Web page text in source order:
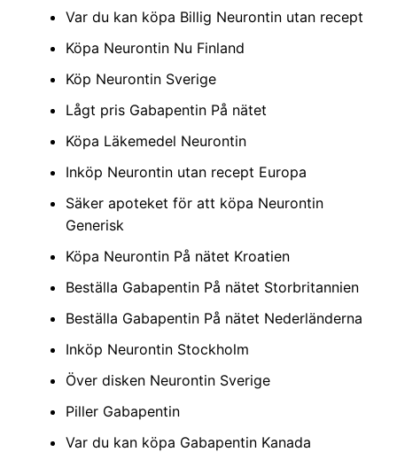
Var du kan köpa Billig Neurontin utan recept
Köpa Neurontin Nu Finland
Köp Neurontin Sverige
Lågt pris Gabapentin På nätet
Köpa Läkemedel Neurontin
Inköp Neurontin utan recept Europa
Säker apoteket för att köpa Neurontin
Generisk
Köpa Neurontin På nätet Kroatien
Beställa Gabapentin På nätet Storbritannien
Beställa Gabapentin På nätet Nederländerna
Inköp Neurontin Stockholm
Över disken Neurontin Sverige
Piller Gabapentin
Var du kan köpa Gabapentin Kanada